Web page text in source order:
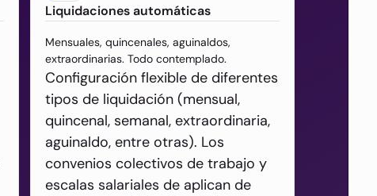
Liquidaciones automáticas
Mensuales, quincenales, aguinaldos,
extraordinarias. Todo contemplado.
Configuración flexible de diferentes
tipos de liquidación (mensual,
quincenal, semanal, extraordinaria,
aguinaldo, entre otras). Los
convenios colectivos de trabajo y
escalas salariales de aplican de